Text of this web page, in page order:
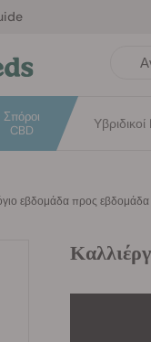
Σπόροι
CBD
Υβριδικοί
εβδομάδα προς εβδομάδα